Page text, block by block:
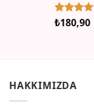
5
₺180,90
HAKKIMIZDA